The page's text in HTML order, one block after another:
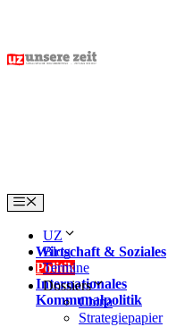
content
Menu
UZ
Wirtschaft & Soziales
Politik
Internationales
Kommunalpolitik
Blog
Termine
Dossiers
China
Strategiepapier